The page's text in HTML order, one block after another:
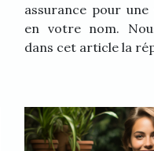
assurance pour une
en votre nom.
dans cet article la